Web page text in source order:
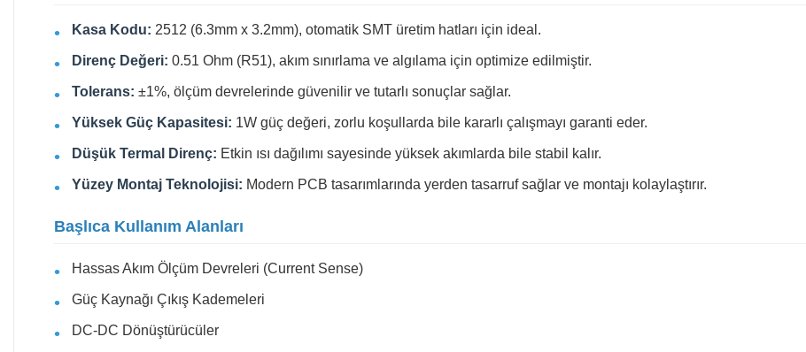
Kasa Kodu: 2512 (6.3mm x 3.2mm), otomatik SMT üretim hatları için ideal.
Direnç Değeri: 0.51 Ohm (R51), akım sınırlama ve algılama için optimize edilmiştir.
Tolerans: ±1%, ölçüm devrelerinde güvenilir ve tutarlı sonuçlar sağlar.
Yüksek Güç Kapasitesi: 1W güç değeri, zorlu koşullarda bile kararlı çalışmayı garanti eder.
Düşük Termal Direnç: Etkin ısı dağılımı sayesinde yüksek akımlarda bile stabil kalır.
Yüzey Montaj Teknolojisi: Modern PCB tasarımlarında yerden tasarruf sağlar ve montajı kolaylaştırır.
Başlıca Kullanım Alanları
Hassas Akım Ölçüm Devreleri (Current Sense)
Güç Kaynağı Çıkış Kademeleri
DC-DC Dönüştürücüler